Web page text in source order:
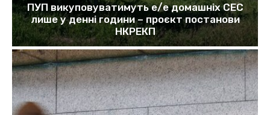
ПУП викуповуватимуть е/е домашніх СЕС
лише у денні години – проєкт постанови
НКРЕКП